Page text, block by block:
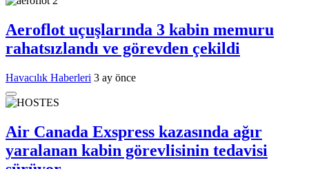
Aeroflot uçuşlarında 3 kabin memuru
rahatsızlandı ve görevden çekildi
Havacılık Haberleri 3 ay önce
Air Canada Exspress kazasında ağır
yaralanan kabin görevlisinin tedavisi